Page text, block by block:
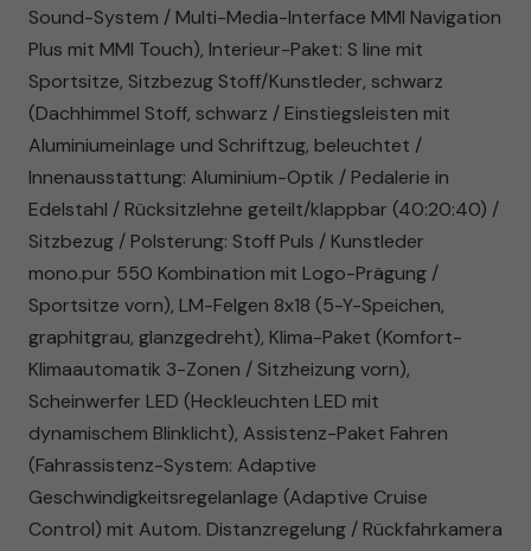
Sound-System / Multi-Media-Interface MMI Navigation
Plus mit MMI Touch), Interieur-Paket: S line mit
Sportsitze, Sitzbezug Stoff/Kunstleder, schwarz
(Dachhimmel Stoff, schwarz / Einstiegsleisten mit
Aluminiumeinlage und Schriftzug, beleuchtet /
Innenausstattung: Aluminium-Optik / Pedalerie in
Edelstahl / Rücksitzlehne geteilt/klappbar (40:20:40) /
Sitzbezug / Polsterung: Stoff Puls / Kunstleder
mono.pur 550 Kombination mit Logo-Prägung /
Sportsitze vorn), LM-Felgen 8x18 (5-Y-Speichen,
graphitgrau, glanzgedreht), Klima-Paket (Komfort-
Klimaautomatik 3-Zonen / Sitzheizung vorn),
Scheinwerfer LED (Heckleuchten LED mit
dynamischem Blinklicht), Assistenz-Paket Fahren
(Fahrassistenz-System: Adaptive
Geschwindigkeitsregelanlage (Adaptive Cruise
Control) mit Autom. Distanzregelung / Rückfahrkamera